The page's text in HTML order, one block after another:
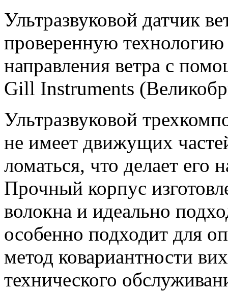
Ультразвуковой датчик
проверенную
направления ветра с
Gill Instruments
Ультразвуковой
не имеет движущих
ломаться, что делает
Прочный корпус
волокна и идеально
особенно подходит для
метод ковариантности
технического